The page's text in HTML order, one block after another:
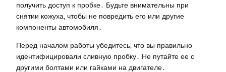
получить доступ к пробке․ Будьте внимательны при
снятии кожуха‚ чтобы не повредить его или другие
компоненты автомобиля․
Перед началом работы убедитесь‚ что вы правильно
идентифицировали сливную пробку․ Не путайте ее с
другими болтами или гайками на двигателе․